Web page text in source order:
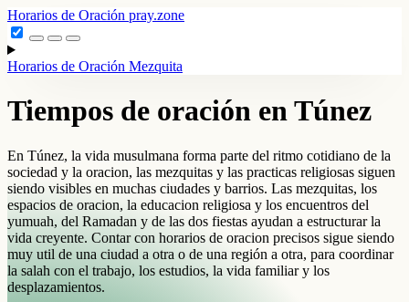
Horarios de Oración pray.zone
Horarios de Oración Mezquita
Tiempos de oración en Túnez
En Túnez, la vida musulmana forma parte del ritmo cotidiano de la
sociedad y la oracion, las mezquitas y las practicas religiosas siguen
siendo visibles en muchas ciudades y barrios. Las mezquitas, los
espacios de oracion, la educacion religiosa y los encuentros del
yumuah, del Ramadan y de las dos fiestas ayudan a estructurar la
vida creyente. Contar con horarios de oracion precisos sigue siendo
muy util de una ciudad a otra o de una región a otra, para coordinar
la salah con el trabajo, los estudios, la vida familiar y los
desplazamientos.